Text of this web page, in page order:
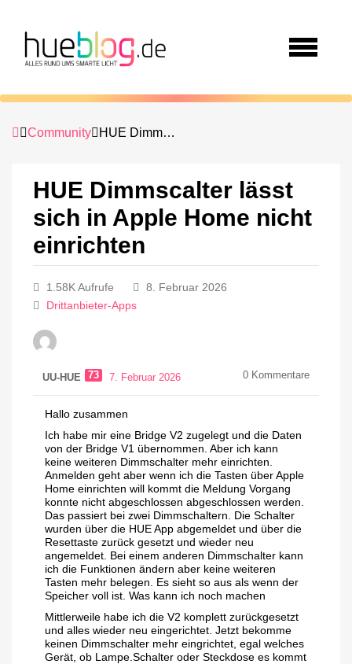
Community HUE Dimmscalter lässt sich in Apple Home nicht einrichten
HUE Dimmscalter lässt
sich in Apple Home nicht
einrichten
1.58K Aufrufe
8. Februar 2026
Drittanbieter-Apps
UU-HUE 73 7. Februar 2026 0 Kommentare
Hallo zusammen
Ich habe mir eine Bridge V2 zugelegt und die Daten
von der Bridge V1 übernommen. Aber ich kann
keine weiteren Dimmschalter mehr einrichten.
Anmelden geht aber wenn ich die Tasten über Apple
Home einrichten will kommt die Meldung Vorgang
konnte nicht abgeschlossen abgeschlossen werden.
Das passiert bei zwei Dimmschaltern. Die Schalter
wurden über die HUE App abgemeldet und über die
Resettaste zurück gesetzt und wieder neu
angemeldet. Bei einem anderen Dimmschalter kann
ich die Funktionen ändern aber keine weiteren
Tasten mehr belegen. Es sieht so aus als wenn der
Speicher voll ist. Was kann ich noch machen
Mittlerweile habe ich die V2 komplett zurückgesetzt
und alles wieder neu eingerichtet. Jetzt bekomme
keinen Dimmschalter mehr eingrichtet, egal welches
Gerät, ob Lampe.Schalter oder Steckdose es kommt